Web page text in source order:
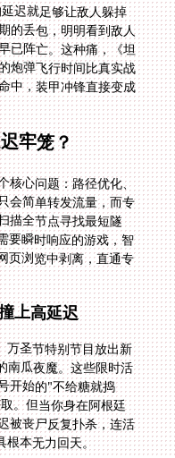
牢笼？
核心问题：路径优化、
会简单转发流量，而专
描全节点寻找最短隧
要瞬时响应的游戏，智
页浏览中剥离，直通专
上高延迟
圣节特别节目放出新
南瓜夜魔。这些限时活
开始的"不给糖就捣
。但当你身在阿根廷
被丧尸反复扑杀，连活
根本无力回天。